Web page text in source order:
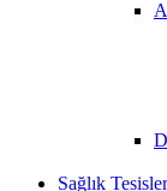
Sağlık